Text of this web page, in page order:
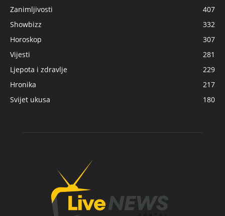
Zanimljivosti
407
Showbizz
332
Horoskop
307
Vijesti
281
Ljepota i zdravlje
229
Hronika
217
Svijet ukusa
180